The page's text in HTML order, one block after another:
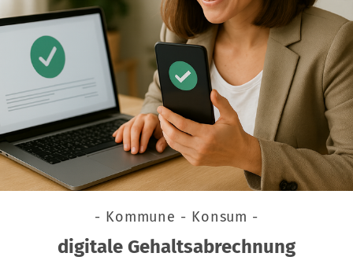
- Kommune - Konsum -
digitale Gehaltsabrechnung